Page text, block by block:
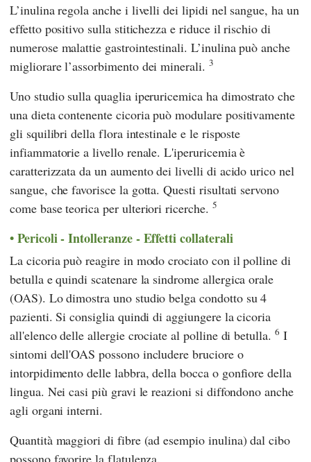
L’inulina regola anche i livelli dei lipidi nel sangue, ha un
effetto positivo sulla stitichezza e riduce il rischio di
numerose malattie gastrointestinali. L’inulina può anche
migliorare l’assorbimento dei minerali. 3
Uno studio sulla quaglia iperuricemica ha dimostrato che
una dieta contenente cicoria può modulare positivamente
gli squilibri della flora intestinale e le risposte
infiammatorie a livello renale. L'iperuricemia è
caratterizzata da un aumento dei livelli di acido urico nel
sangue, che favorisce la gotta. Questi risultati servono
come base teorica per ulteriori ricerche. 5
Pericoli - Intolleranze - Effetti collaterali
La cicoria può reagire in modo crociato con il polline di
betulla e quindi scatenare la sindrome allergica orale
(OAS). Lo dimostra uno studio belga condotto su 4
pazienti. Si consiglia quindi di aggiungere la cicoria
all'elenco delle allergie crociate al polline di betulla. 6 I
sintomi dell'OAS possono includere bruciore o
intorpidimento delle labbra, della bocca o gonfiore della
lingua. Nei casi più gravi le reazioni si diffondono anche
agli organi interni.
Quantità maggiori di fibre (ad esempio inulina) dal cibo